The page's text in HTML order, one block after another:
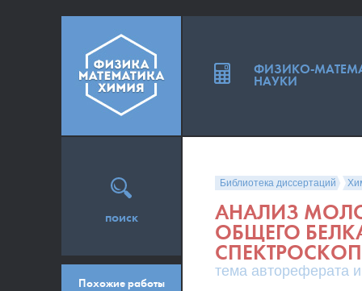
Библиотека диссертаций
АНАЛИЗ
ОБЩЕГО
тема автореферата
поиск
Похожие работы
ФИЗИКО-
НАУКИ